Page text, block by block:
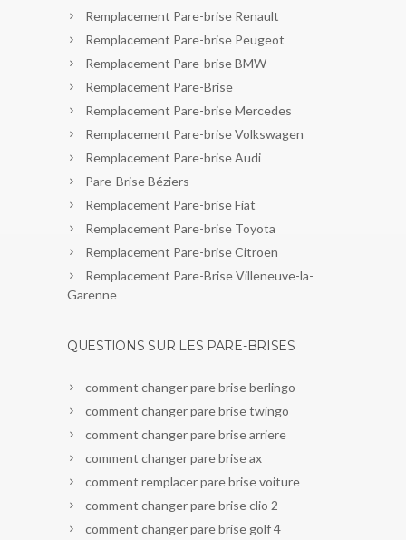
Remplacement Pare-brise Renault
Remplacement Pare-brise Peugeot
Remplacement Pare-brise BMW
Remplacement Pare-Brise
Remplacement Pare-brise Mercedes
Remplacement Pare-brise Volkswagen
Remplacement Pare-brise Audi
Pare-Brise Béziers
Remplacement Pare-brise Fiat
Remplacement Pare-brise Toyota
Remplacement Pare-brise Citroen
Remplacement Pare-Brise Villeneuve-la-
Garenne
QUESTIONS SUR LES PARE-BRISES
comment changer pare brise berlingo
comment changer pare brise twingo
comment changer pare brise arriere
comment changer pare brise ax
comment remplacer pare brise voiture
comment changer pare brise clio 2
comment changer pare brise golf 4